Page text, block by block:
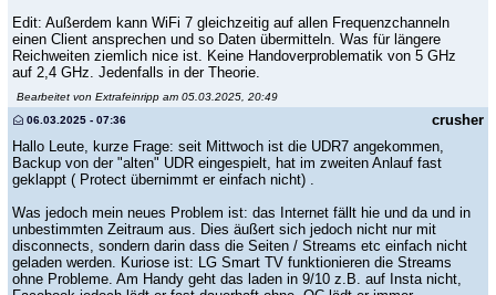
Edit: Außerdem kann WiFi 7 gleichzeitig auf allen Frequenzchanneln
einen Client ansprechen und so Daten übermitteln. Was für längere
Reichweiten ziemlich nice ist. Keine Handoverproblematik von 5 GHz
auf 2,4 GHz. Jedenfalls in der Theorie.
Bearbeitet von Extrafeinripp am 05.03.2025, 20:49
crusher
06.03.2025 - 07:36
Hallo Leute, kurze Frage: seit Mittwoch ist die UDR7 angekommen,
Backup von der "alten" UDR eingespielt, hat im zweiten Anlauf fast
geklappt ( Protect übernimmt er einfach nicht) .
Was jedoch mein neues Problem ist: das Internet fällt hie und da und in
unbestimmten Zeitraum aus. Dies äußert sich jedoch nicht nur mit
disconnects, sondern darin dass die Seiten / Streams etc einfach nicht
geladen werden. Kuriose ist: LG Smart TV funktionieren die Streams
ohne Probleme. Am Handy geht das laden in 9/10 z.B. auf Insta nicht,